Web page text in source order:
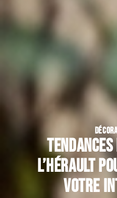
l’Hérault
votre